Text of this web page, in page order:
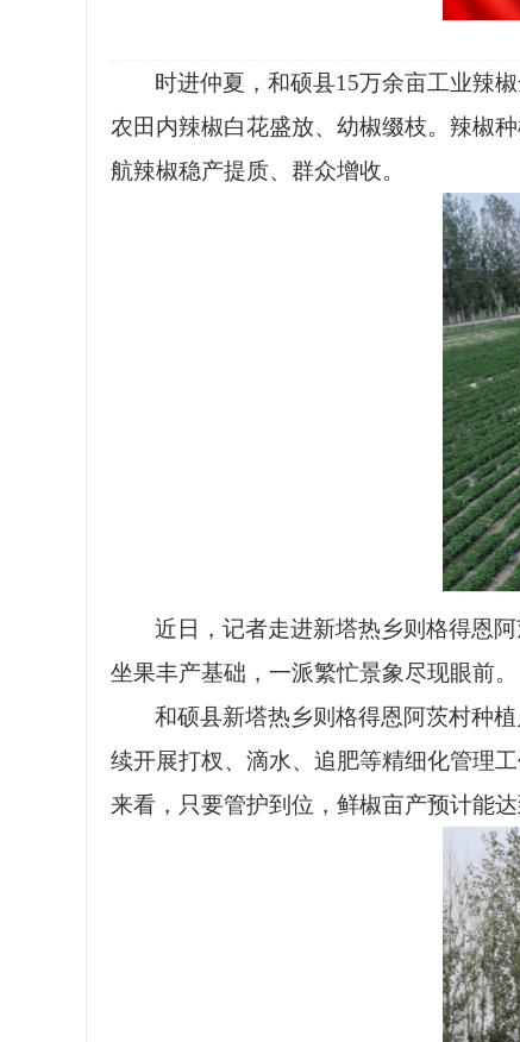
时进仲夏，和硕县15万余亩工业辣
农田内辣椒白花盛放、幼椒缀枝。辣椒
航辣椒稳产提质、群众增收。
近日，记者走进新塔热乡则格得恩
坐果丰产基础，一派繁忙景象尽现眼前。
和硕县新塔热乡则格得恩阿茨村种植
续开展打杈、滴水、追肥等精细化管理
来看，只要管护到位，鲜椒亩产预计能